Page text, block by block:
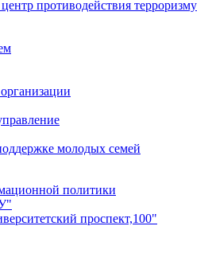
противодействия терроризму
молодых семей
политики
проспект,100"